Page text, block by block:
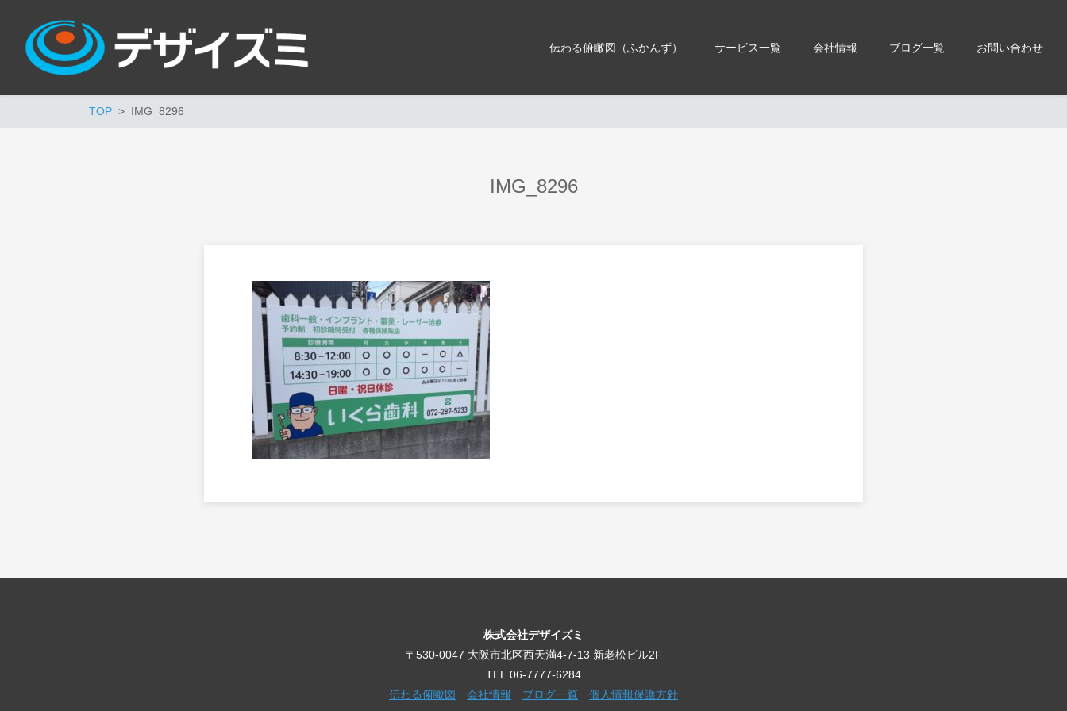
伝わる俯瞰図（ふかんず） サービス一覧 会社情報 ブログ一覧 お問い合わせ
TOP IMG_8296
IMG_8296
株式会社デザイズミ
〒530-0047 大阪市北区西天満4-7-13 新老松ビル2F
TEL.06-7777-6284
伝わる俯瞰図
会社情報 ブログ一覧 個人情報保護方針